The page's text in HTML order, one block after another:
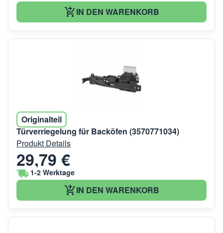
IN DEN WARENKORB
Originalteil
Türverriegelung für Backöfen (3570771034)
Produkt Details
29,79 €
1-2 Werktage
IN DEN WARENKORB